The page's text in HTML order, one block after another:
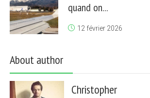
quand on...
12 février 2026
About author
Christopher